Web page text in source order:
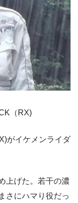
（RX)
がイケメンライダ
上げた。若干の濃
さにハマり役だっ